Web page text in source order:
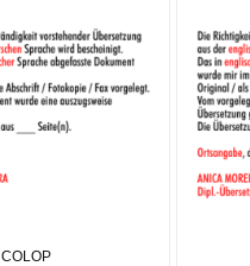
COLOP